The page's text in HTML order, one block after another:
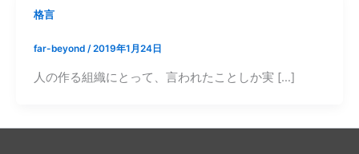
格言
far-beyond /2019年1月24日
人の作る組織にとって、言われたことしか実 […]